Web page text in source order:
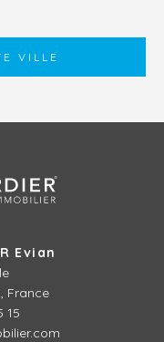
VILLE
Evian
France
15